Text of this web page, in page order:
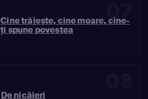
07
Cine trăieşte, cine moare, cine-
ţi spune povestea
De nicăieri